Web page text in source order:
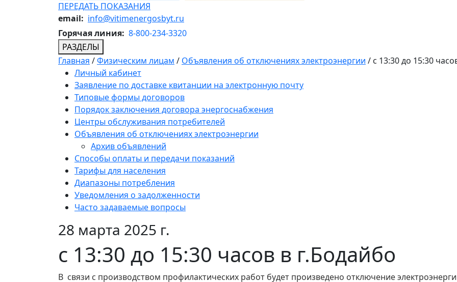
ПЕРЕДАТЬ ПОКАЗАНИЯ
email: info@vitimenergosbyt.ru
Горячая линия: 8-800-234-3320
РАЗДЕЛЫ
Главная /Физическим лицам / Объявления об отключениях электроэнергии / с 13:30 до 15:30
Личный кабинет
Заявление по доставке квитанции на электронную почту
Типовые формы договоров
Порядок заключения договора энергоснабжения
Центры обслуживания потребителей
Объявления об отключениях электроэнергии
Архив объявлений
Способы оплаты и передачи показаний
Тарифы для населения
Диапазоны потребления
Уведомления о задолженности
Часто задаваемые вопросы
28 марта 2025 г.
с 13:30 до 15:30 часов в г.Бодайбо
В связи с производством профилактических работ будет произведено отключение